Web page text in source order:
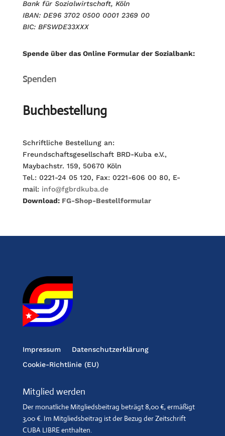
Bank für Sozialwirtschaft, Köln
IBAN: DE96 3702 0500 0001 2369 00
BIC: BFSWDE33XXX
Spende über das Online Formular der Sozialbank:
Spenden
Buchbestellung
Schriftliche Bestellung an:
Freundschaftsgesellschaft BRD-Kuba e.V.,
Maybachstr. 159, 50670 Köln
Tel.: 0221-24 05 120, Fax: 0221-606 00 80, E-
mail: info@fgbrdkuba.de
Download: FG-Shop-Bestellformular
Impressum
Datenschutzerklärung
Cookie-Richtlinie (EU)
Mitglied werden
Der monatliche Mitgliedsbeitrag beträgt 8,00 €, ermäßigt
3,00 €. Im Mitgliedsbeitrag ist der Bezug der Zeitschrift
CUBA LIBRE enthalten.